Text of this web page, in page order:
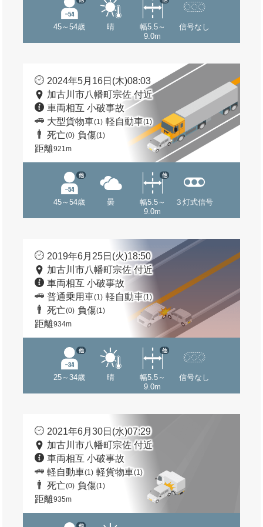
45～54歳 晴
幅5.5～
9.0m
信号なし
2024年5月16日(木)08:03
加古川市八幡町宗佐 付近
車両相互 小破事故
大型貨物車(1) 軽自動車(1)
死亡(0) 負傷(1)
距離921m
45～54歳
他
曇
幅5.5～
9.0m
他
３灯式信号
2019年6月25日(火)18:50
加古川市八幡町宗佐 付近
車両相互 小破事故
普通乗用車(1) 軽自動車(1)
死亡(0) 負傷(1)
距離934m
25～34歳
他
晴
幅5.5～
9.0m
他
信号なし
2021年6月30日(水)07:29
加古川市八幡町宗佐 付近
車両相互 小破事故
軽自動車(1) 軽貨物車(1)
死亡(0) 負傷(1)
距離935m
他